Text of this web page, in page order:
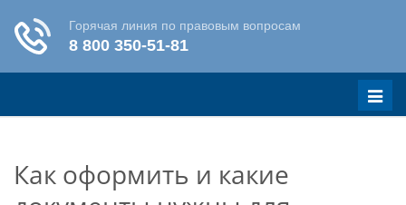
Меню
Как оформить и какие